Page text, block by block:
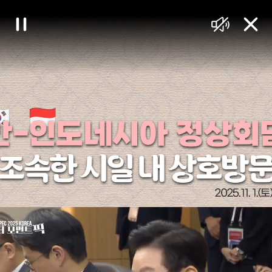
대
한
민
국
정
책
브
리
핑
일
시
정
지
음
소
거
닫
기